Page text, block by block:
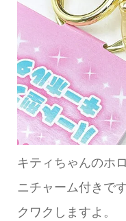
キティちゃんのホ
ニチャーム付きで
クワクしますよ。